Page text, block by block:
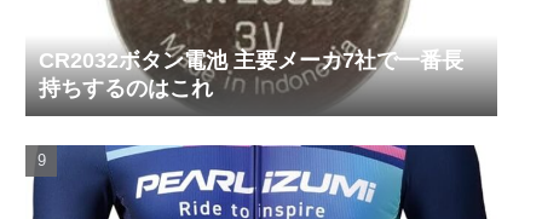
CR2032ボタン電池 主要メーカ7社で一番長
持ちするのはこれ